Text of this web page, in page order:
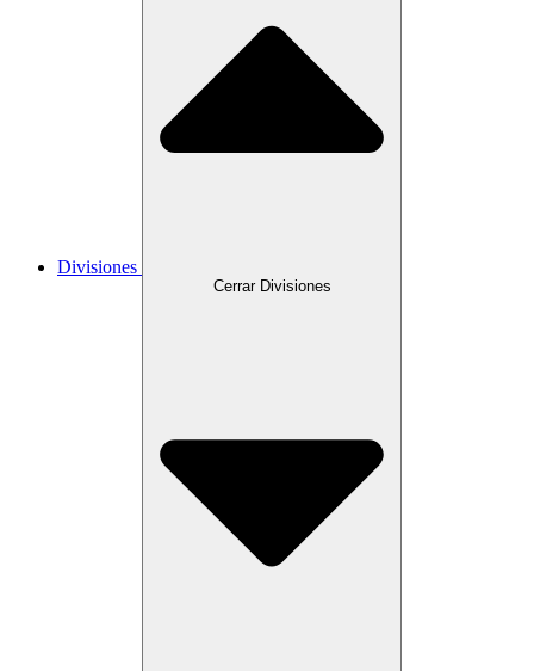
Divisiones
Cerrar Divisiones